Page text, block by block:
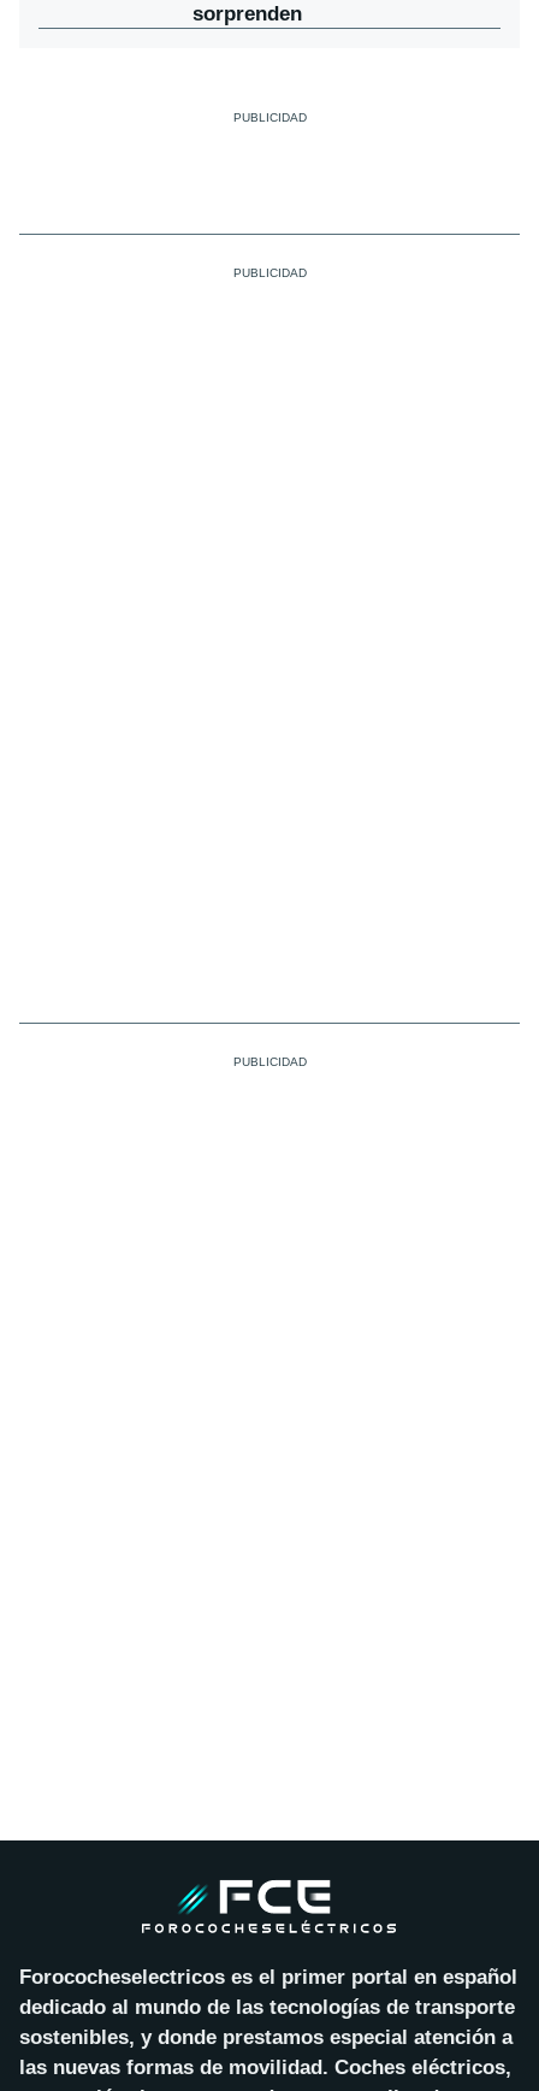
sorprenden
Forococheselectricos es el primer portal en español
dedicado al mundo de las tecnologías de transporte
sostenibles, y donde prestamos especial atención a
las nuevas formas de movilidad. Coches eléctricos,